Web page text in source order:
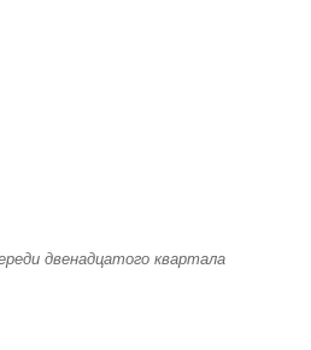
двенадцатого квартала